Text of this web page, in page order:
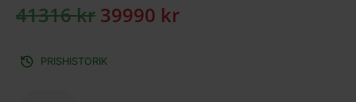
41316kr 39990 kr
PRISHISTORIK